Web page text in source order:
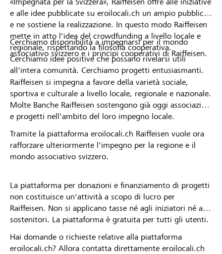
e alle idee pubblicate su eroilocali.ch un ampio pubblico
e ne sostiene la realizzazione. In questo modo Raiffeisen
mette in atto l'idea del crowdfunding a livello locale e
regionale, rispettando la filosofia cooperativa.
Cerchiamo idee positive che possano rivelarsi utili
all'intera comunità. Cerchiamo progetti entusiasmanti.
Cerchiamo disponibilità a impegnarsi per il mondo
associativo svizzero e i principi cooperativi di Raiffeisen.
Raiffeisen si impegna a favore della varietà sociale,
sportiva e culturale a livello locale, regionale e nazionale.
Molte Banche Raiffeisen sostengono già oggi associazioni
e progetti nell'ambito del loro impegno locale.
Tramite la piattaforma eroilocali.ch Raiffeisen vuole ora
rafforzare ulteriormente l'impegno per la regione e il
mondo associativo svizzero.
La piattaforma per donazioni e finanziamento di progetti
non costituisce un'attività a scopo di lucro per
Raiffeisen. Non si applicano tasse né agli iniziatori né ai
sostenitori. La piattaforma è gratuita per tutti gli utenti.
Hai domande o richieste relative alla piattaforma
eroilocali.ch? Allora contatta direttamente eroilocali.ch